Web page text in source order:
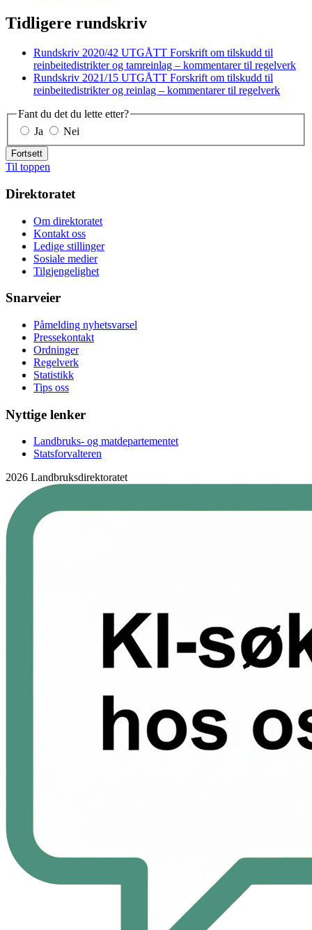
Tidligere rundskriv
Rundskriv 2020/42 UTGÅTT Forskrift om tilskudd til
reinbeitedistrikter og tamreinlag – kommentarer til regelverk
Rundskriv 2021/15 UTGÅTT Forskrift om tilskudd til
reinbeitedistrikter og reinlag – kommentarer til regelverk
Fant du det du lette etter?
Ja
Nei
Fortsett
Til toppen
Direktoratet
Om direktoratet
Kontakt oss
Ledige stillinger
Sosiale medier
Tilgjengelighet
Snarveier
Påmelding nyhetsvarsel
Pressekontakt
Ordninger
Regelverk
Statistikk
Tips oss
Nyttige lenker
Landbruks- og matdepartementet
Statsforvalteren
2026 Landbruksdirektoratet